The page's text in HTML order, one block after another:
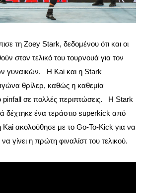
τη Zoey Stark, δεδομένου ότι και οι
στον τελικό του τουρνουά για τον
γυναικών. Η Kai και η Stark
θρίλερ, καθώς η καθεμία
pinfall σε πολλές περιπτώσεις. Η Stark
δέχτηκε ένα τεράστιο superkick από
Kai ακολούθησε με το Go-To-Kick για να
γίνει η πρώτη φιναλίστ του τελικού.